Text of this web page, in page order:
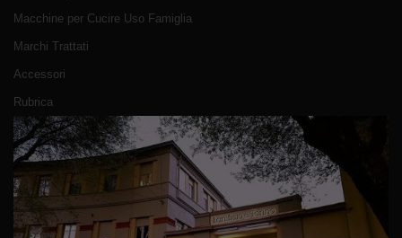
Macchine per Cucire Uso Famiglia
Marchi Trattati
Accessori
Rubrica